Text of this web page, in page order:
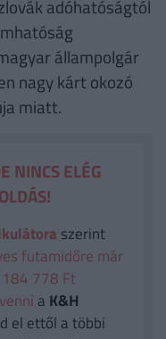
adóhatóságtól
állampolgár
nagy kárt okozó
miatt.
NINCS ELÉG
szerint
futamidőre már
778 Ft
a K&H
el ettől a többi